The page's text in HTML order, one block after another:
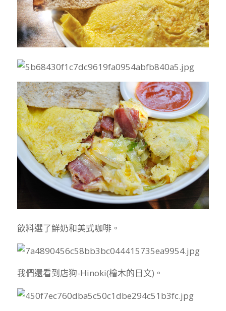
飲料選了鮮奶和美式咖啡。
我們還看到店狗-Hinoki(檜木的日文)。